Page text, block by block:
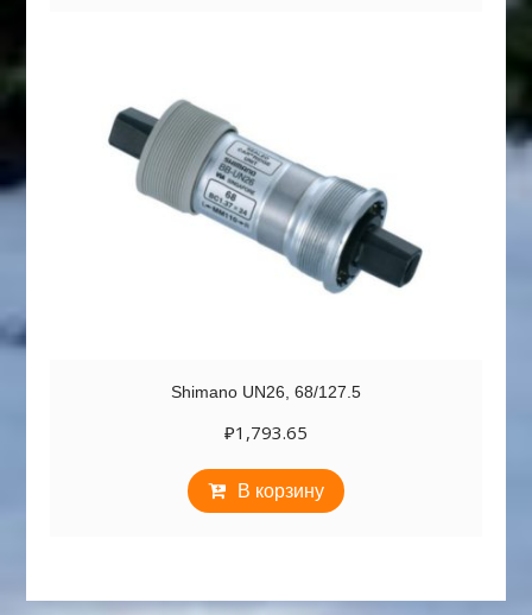
Shimano UN26, 68/127.5
₽1,793.65
В корзину